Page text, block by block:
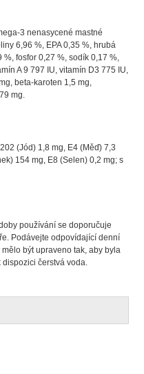
3 nenasycené mastné
6,96 %, EPA 0,35 %, hrubá
fosfor 0,27 %, sodík 0,17 %,
A 9 797 IU, vitamín D3 775 IU,
beta-karoten 1,5 mg,
mg.
(Jód) 1,8 mg, E4 (Měď) 7,3
154 mg, E8 (Selen) 0,2 mg; s
používání se doporučuje
Podávejte odpovídající denní
být upraveno tak, aby byla
čerstvá voda.